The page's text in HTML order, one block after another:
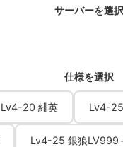
サーバーを選択
仕様を選択
Lv4-20 緋英 Lv4-
Lv4-25 銀狼LV999